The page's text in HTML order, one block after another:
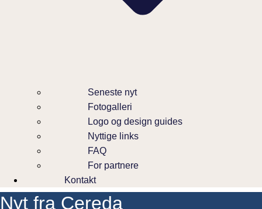
Seneste nyt
Fotogalleri
Logo og design guides
Nyttige links
FAQ
For partnere
Kontakt
Nyt fra Cereda